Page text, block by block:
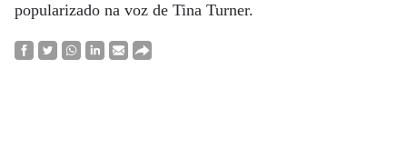
popularizado na voz de Tina Turner.